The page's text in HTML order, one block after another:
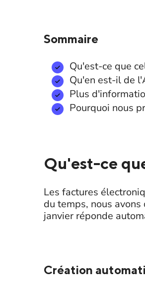
Sommaire
Qu'est-ce que
Qu'en est-il de
Plus
Pourquoi nous
Qu'est-ce
Les factures
du temps, nous
janvier réponde
Création